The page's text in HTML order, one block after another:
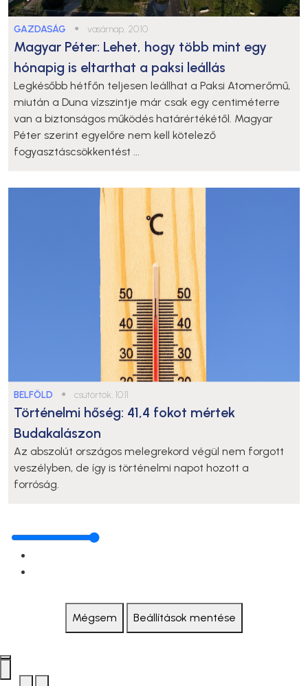
GAZDASÁG ● vasárnap, 20:10
Magyar Péter: Lehet, hogy több mint egy
hónapig is eltarthat a paksi leállás
Legkésőbb hétfőn teljesen leállhat a Paksi Atomerőmű,
miután a Duna vízszintje már csak egy centiméterre
van a biztonságos működés határértékétől. Magyar
Péter szerint egyelőre nem kell kötelező
fogyasztáscsökkentést ...
BELFÖLD ● csütörtök, 10:11
Történelmi hőség: 41,4 fokot mértek
Budakalászon
Az abszolút országos melegrekord végül nem forgott
veszélyben, de így is történelmi napot hozott a
forróság.
Mégsem Beállítások mentése